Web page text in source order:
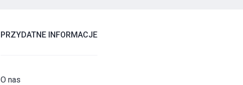
PRZYDATNE INFORMACJE
O nas